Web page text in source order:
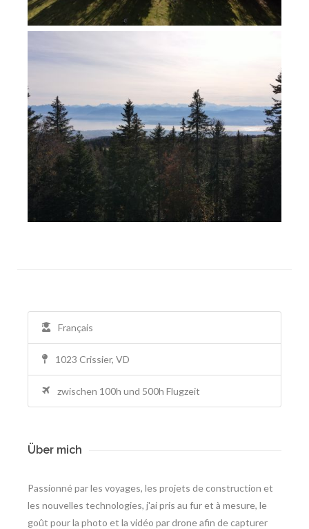
Français
1023 Crissier, VD
zwischen 100h und 500h Flugzeit
Über mich
Passionné par les voyages, les projets de construction et
les nouvelles technologies, j'ai pris au fur et à mesure, le
goût pour la photo et la vidéo par drone afin de capturer